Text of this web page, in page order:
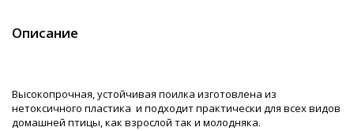
Описание
Высокопрочная, устойчивая поилка изготовлена из
нетоксичного пластика и подходит практически для всех видов
домашней птицы, как взрослой так и молодняка.